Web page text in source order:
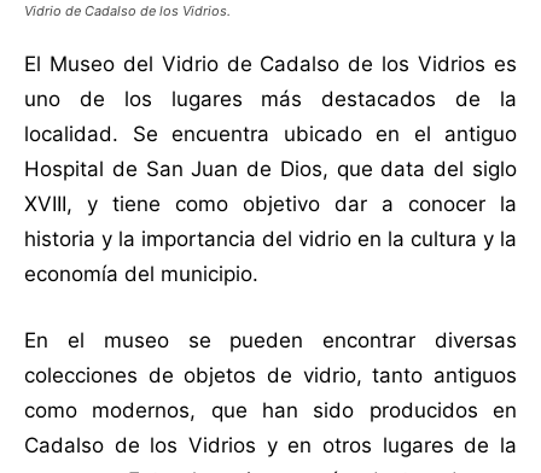
Vidrio de Cadalso de los Vidrios.
El Museo del Vidrio de Cadalso de los Vidrios es
uno de los lugares más destacados de la
localidad. Se encuentra ubicado en el antiguo
Hospital de San Juan de Dios, que data del siglo
XVIII, y tiene como objetivo dar a conocer la
historia y la importancia del vidrio en la cultura y la
economía del municipio.
En el museo se pueden encontrar diversas
colecciones de objetos de vidrio, tanto antiguos
como modernos, que han sido producidos en
Cadalso de los Vidrios y en otros lugares de la